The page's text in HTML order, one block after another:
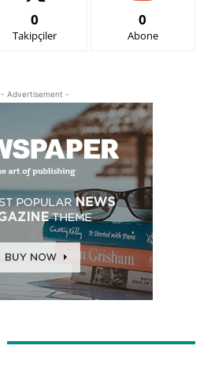
0
Takipçiler
0
Abone
- Advertisement -